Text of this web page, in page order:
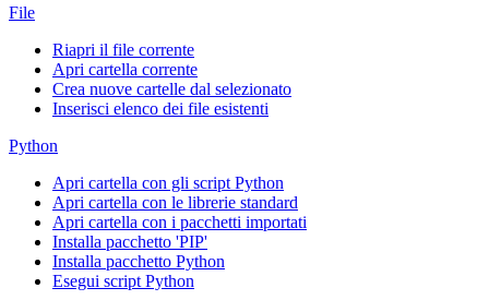
File
Riapri il file corrente
Apri cartella corrente
Crea nuove cartelle dal selezionato
Inserisci elenco dei file esistenti
Python
Apri cartella con gli script Python
Apri cartella con le librerie standard
Apri cartella con i pacchetti importati
Installa pacchetto 'PIP'
Installa pacchetto Python
Esegui script Python